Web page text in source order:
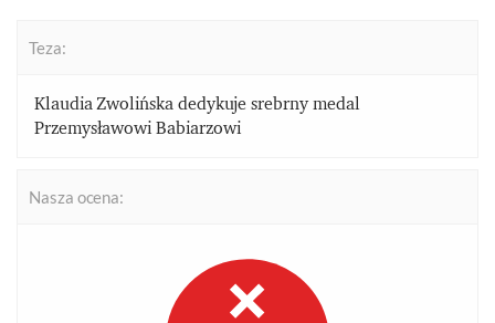
Teza:
Klaudia Zwolińska dedykuje srebrny medal
Przemysławowi Babiarzowi
Nasza ocena: